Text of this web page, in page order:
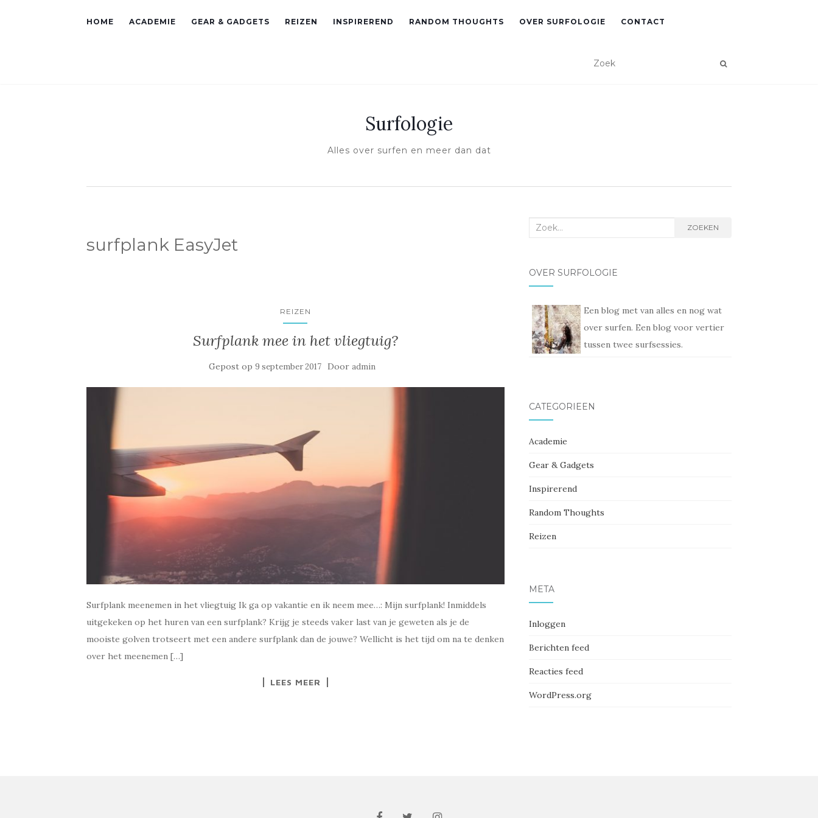
HOME ACADEMIE GEAR & GADGETS REIZEN INSPIREREND RANDOM THOUGHTS OVER SURFOLOGIE CONTACT
Surfologie
Alles over surfen en meer dan dat
surfplank EasyJet
REIZEN
Surfplank mee in het vliegtuig?
Gepost op9 september 2017 Dooradmin
Surfplank meenemen in het vliegtuig Ik ga op vakantie en ik neem mee…: Mijn surfplank! Inmiddels
uitgekeken op het huren van een surfplank? Krijg je steeds vaker last van je geweten als je de
mooiste golven trotseert met een andere surfplank dan de jouwe? Wellicht is het tijd om na te denken
over het meenemen […]
LEES MEER
Zoek
ZOEKEN
OVER SURFOLOGIE
Een blog met van alles en nog wat
over surfen. Een blog voor vertier
tussen twee surfsessies.
CATEGORIEËN
Academie
Gear & Gadgets
Inspirerend
Random Thoughts
Reizen
META
Inloggen
Berichten feed
Reacties feed
WordPress.org